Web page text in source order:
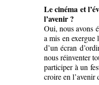
Le cinéma et
l’avenir ?
Oui, nous avons
a mis en exergue
d’un écran
nous réinventer
participer à un
croire en l’avenir